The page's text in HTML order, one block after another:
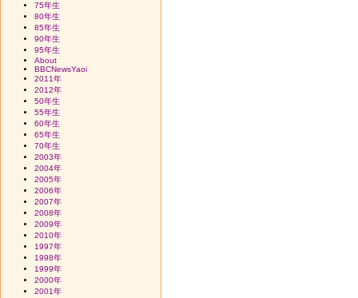
75年生
80年生
85年生
90年生
95年生
About
BBCNewsYaoi
2011年
2012年
50年生
55年生
60年生
65年生
70年生
2003年
2004年
2005年
2006年
2007年
2008年
2009年
2010年
1997年
1998年
1999年
2000年
2001年